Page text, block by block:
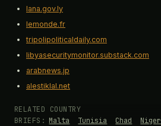
lana.gov.ly
lemonde.fr
tripolipoliticaldaily.com
libyasecuritymonitor.substack.com
arabnews.jp
alestiklal.net
RELATED COUNTRY
BRIEFS: Malta Tunisia Chad Niger